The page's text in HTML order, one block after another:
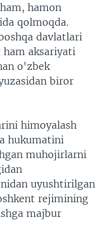
hamon
qolmoqda.
davlatlari
aksariyati
o'zbek
biror
himoyalash
hukumatini
muhojirlarni
uyushtirilgan
rejimining
majbur